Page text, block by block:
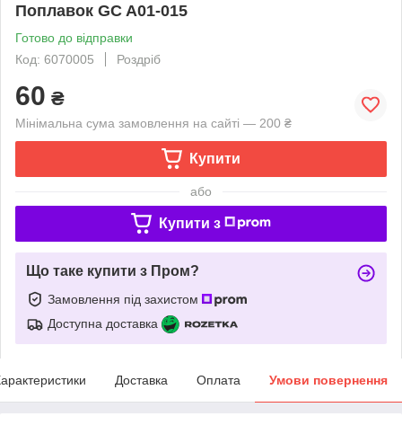
Поплавок GC A01-015
Готово до відправки
Код: 6070005
Роздріб
60 ₴
Мінімальна сума замовлення на сайті — 200 ₴
Купити
або
Купити з
Що таке купити з Пром?
Замовлення під захистом
Доступна доставка
Доставка Оплата Умови повернення